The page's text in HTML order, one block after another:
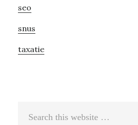
seo
snus
taxatie